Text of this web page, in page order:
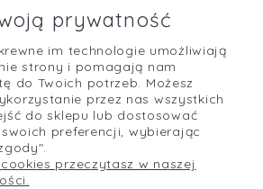
POMOC
O NAS
prywatność
im technologie umożliwiają
strony i pomagają nam
do Twoich potrzeb. Możesz
przez nas wszystkich
do sklepu lub dostosować
preferencji, wybierając
przeczytasz w naszej